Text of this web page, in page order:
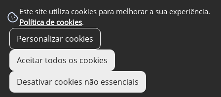
Este site utiliza cookies para melhorar a sua experiência.
Política de cookies.
Personalizar cookies
Aceitar todos os cookies
Desativar cookies não essenciais